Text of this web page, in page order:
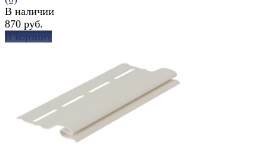
сравнить
В наличии
870 руб.
В корзину